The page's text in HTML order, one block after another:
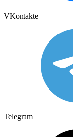
VKontakte
Telegram